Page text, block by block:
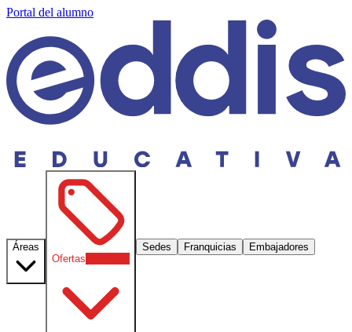
Portal del alumno
Áreas
Ofertas
Sedes Franquicias Embajadores